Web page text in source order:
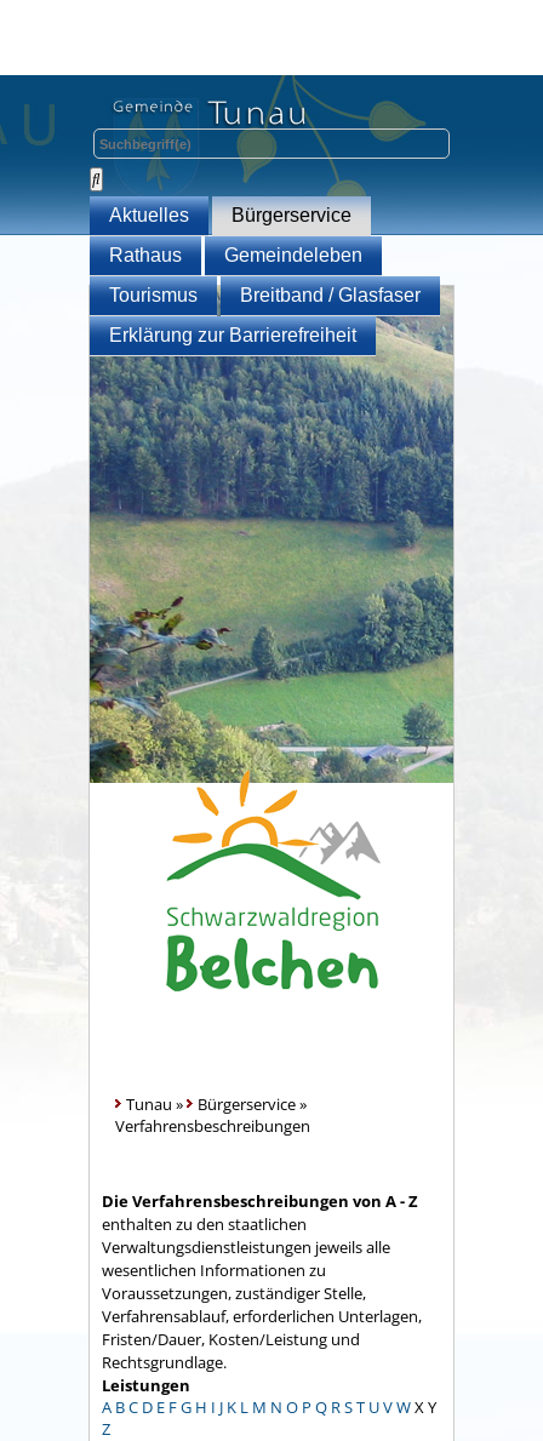
Aktuelles
Bürgerservice
Rathaus
Gemeindeleben
Tourismus
Breitband / Glasfaser
Erklärung zur Barrierefreiheit
Tunau » Bürgerservice»
Verfahrensbeschreibungen
Die Verfahrensbeschreibungen von A - Z
enthalten zu den staatlichen
Verwaltungsdienstleistungen jeweils alle
wesentlichen Informationen zu
Voraussetzungen, zuständiger Stelle,
Verfahrensablauf, erforderlichen Unterlagen,
Fristen/Dauer, Kosten/Leistung und
Rechtsgrundlage.
Leistungen
A BC D E FG H I J K L M N O P Q RST UVWX Y
Z